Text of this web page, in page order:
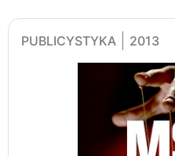
PUBLICYSTYKA 2013